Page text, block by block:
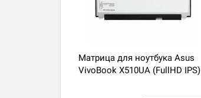
Матрица для ноутбука Asus
VivoBook X510UA (FullHD IPS)